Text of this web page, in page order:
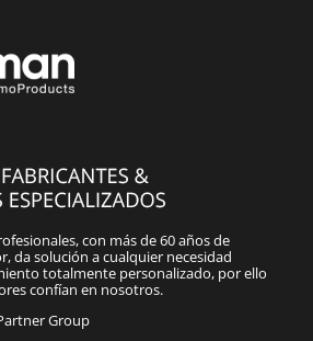
con más de 60 años de
da solución a cualquier necesidad
totalmente personalizado, por ello
confían en nosotros.
Group